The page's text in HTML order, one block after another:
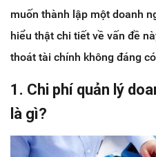
muốn thành lập một doanh
hiểu thật chi tiết về vấn đề
thoát tài chính không đáng
1. Chi phí quản lý
là gì?